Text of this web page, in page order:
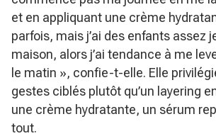
et en appliquant une crème
parfois, mais j’ai des enfants assez
maison, alors j’ai tendance à me
le matin », confie-t-elle. Elle
gestes ciblés plutôt qu’un layering
une crème hydratante, un sérum
tout.